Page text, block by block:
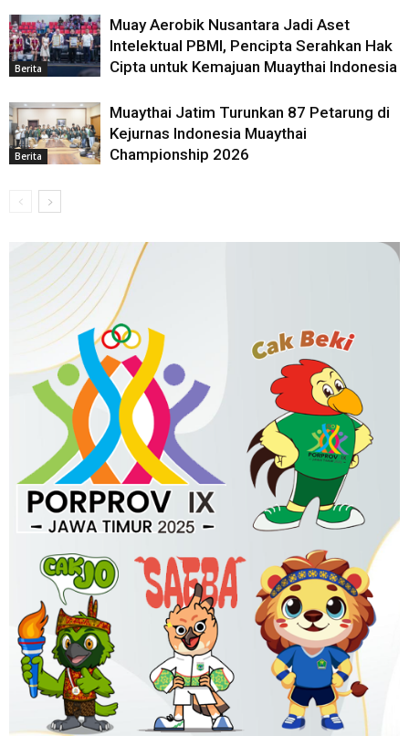
Berita
Muay Aerobik Nusantara Jadi Aset
Intelektual PBMI, Pencipta Serahkan Hak
Cipta untuk Kemajuan Muaythai Indonesia
Berita
Muaythai Jatim Turunkan 87 Petarung di
Kejurnas Indonesia Muaythai
Championship 2026